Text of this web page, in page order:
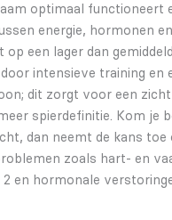
optimaal functioneert
energie, hormonen
op een lager dan
intensieve training en
dit zorgt voor een
spierdefinitie. Kom je
dan neemt de kans toe
zoals hart- en
en hormonale